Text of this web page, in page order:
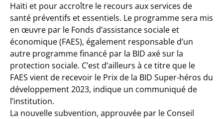
Haïti et pour accroître le recours aux services de
santé préventifs et essentiels. Le programme sera mis
en œuvre par le Fonds d’assistance sociale et
économique (FAES), également responsable d’un
autre programme financé par la BID axé sur la
protection sociale. C’est d’ailleurs à ce titre que le
FAES vient de recevoir le Prix de la BID Super-héros du
développement 2023, indique un communiqué de
l’institution.
La nouvelle subvention, approuvée par le Conseil